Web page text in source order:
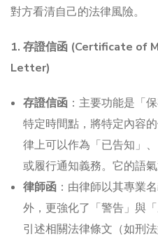
對方看清自己的法律風險。
1. 存證信函 (Certificate of
Letter)
存證信函 ：主要功能是「
特定時間點，將特定內容
律上可以作為「已告知」
或履行通知義務。它的語
律師函 ：由律師以其專業
外，更強化了「警告」與
引述相關法律條文（如刑